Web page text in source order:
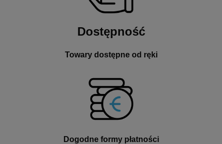
Dostępność
Towary dostępne od ręki
Dogodne formy płatności